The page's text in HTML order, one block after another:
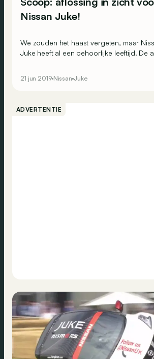
Nissan Juke!
We zouden het haast vergeten, maar
Juke heeft al een behoorlijke leeftijd. De
21 jun 2019 Nissan Juke
ADVERTENTIE